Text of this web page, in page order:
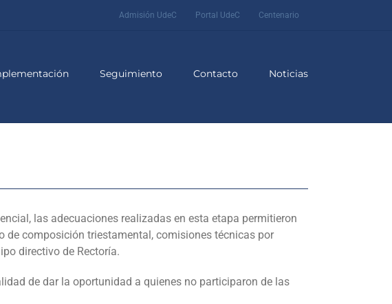
Admisión UdeC Portal UdeC Centenario
Seguimiento Contacto Noticias
las adecuaciones realizadas en esta etapa permitieron
de composición triestamental, comisiones técnicas por
directivo de Rectoría.
de dar la oportunidad a quienes no participaron de las